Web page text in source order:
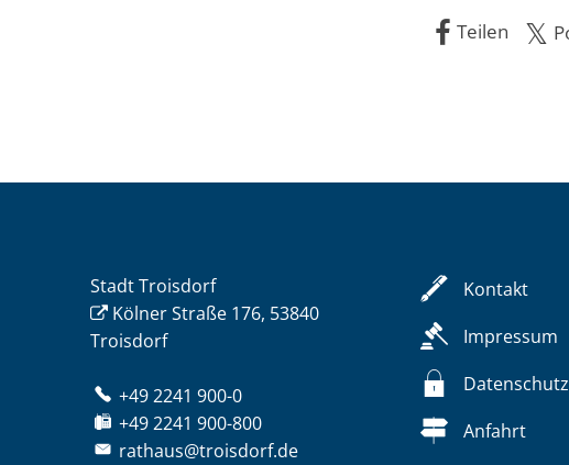
Teilen
Stadt Troisdorf
Kölner Straße 176, 53840
Troisdorf
+49 2241 900-0
+49 2241 900-800
rathaus@troisdorf.de
Kontakt
Impressum
Datenschutz
Anfahrt